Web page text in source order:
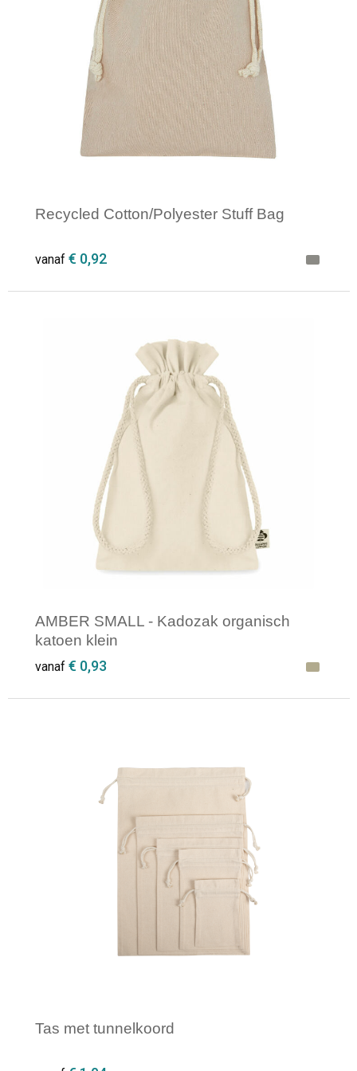
Opvouwbare tassen
Waterbestendige tassen
Bowlingtassen
Strandtassen
Recycled Cotton/Polyester Stuff Bag
vanaf € 0,92
Minimale afname: 1
AMBER SMALL - Kadozak organisch
katoen klein
vanaf € 0,93
Tas met tunnelkoord